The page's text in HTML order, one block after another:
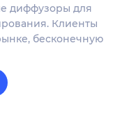
диффузоры для
Клиенты
бесконечную